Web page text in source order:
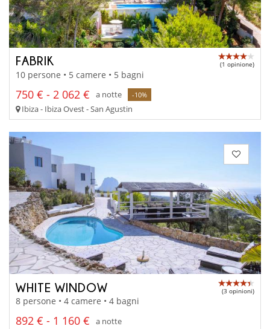
FABRIK (1 opinione)
10 persone • 5 camere • 5 bagni
750 € - 2 062 € a notte -10%
Ibiza - Ibiza Ovest - San Agustin
WHITE WINDOW (3 opinioni)
8 persone • 4 camere • 4 bagni
892 € - 1 160 €
a notte